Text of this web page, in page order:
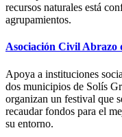
recursos naturales está
agrupamientos.
Asociación Civil Abrazo
Apoya a instituciones
dos municipios de Solís
organizan un festival que
recaudar fondos para el
su entorno.